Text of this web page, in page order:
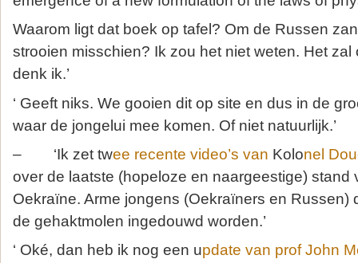
Waarom ligt dat boek op tafel? Om de Russen
strooien misschien? Ik zou het niet weten. Het
denk ik.’
‘ Geeft niks. We gooien dit op site en dus in de
waar de jongelui mee komen. Of niet natuurlijk.’
– ‘Ik zet twee recente video’s van Kolonel
over de laatste (hopeloze en naargeestige) stand
Oekraïne. Arme jongens (Oekraïners en Russen)
de gehaktmolen ingedouwd worden.’
‘ Oké, dan heb ik nog een update van prof John